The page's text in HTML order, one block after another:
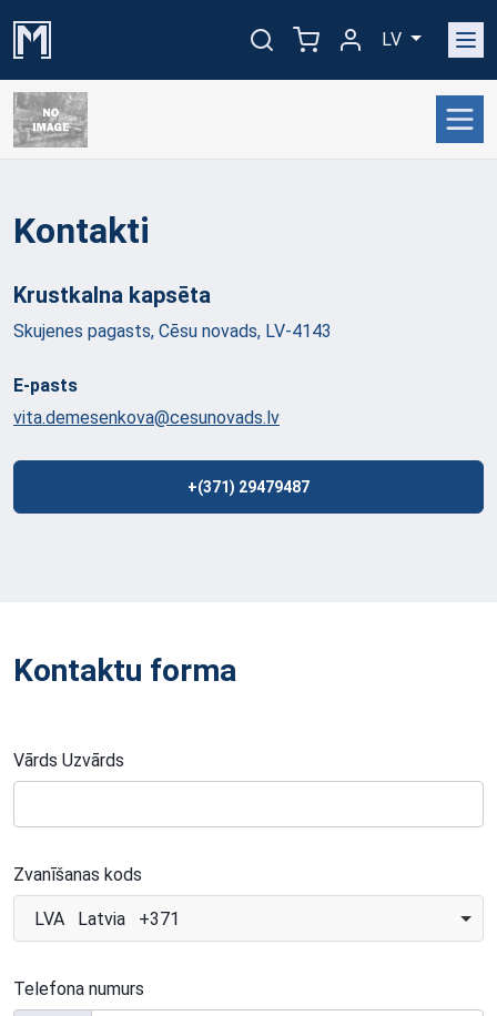
LV
Kontakti
Krustkalna kapsēta
Skujenes pagasts, Cēsu novads, LV-4143
E-pasts
vita.demesenkova@cesunovads.lv
+(371) 29479487
Kontaktu forma
Vārds Uzvārds
Zvanīšanas kods
LVA Latvia +371
Telefona numurs